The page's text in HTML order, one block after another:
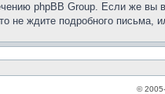
phpBB Group. Если же вы
не ждите подробного письма,
©